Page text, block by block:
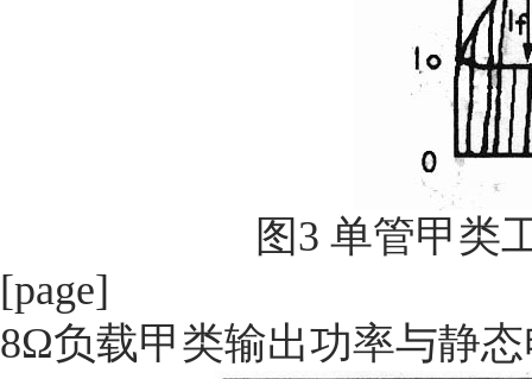
图3 单管甲类
[page]
8Ω负载甲类输出功率与静